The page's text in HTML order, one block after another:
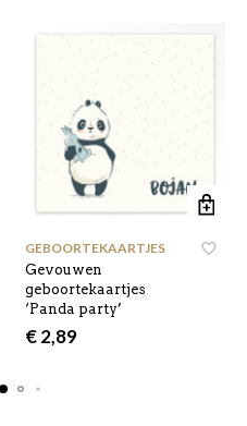
GEBOORTEKAARTJES
Gevouwen
geboortekaartjes
‘Panda party’
€2,89